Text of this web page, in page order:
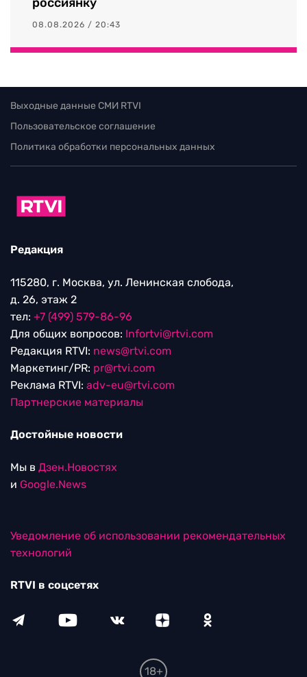
08.08.2026 / 20:43
Выходные данные СМИ RTVI
Пользовательское соглашение
Политика обработки персональных данных
Редакция
115280, г. Москва, ул. Ленинская слобода,
д. 26, этаж 2
тел: +7 (499) 579-86-96
Для общих вопросов: Infortvi@rtvi.com
Редакция RTVI: news@rtvi.com
Маркетинг/PR: pr@rtvi.com
Реклама RTVI: adv-eu@rtvi.com
Партнерские материалы
Достойные новости
Мы в Дзен.Новостях
и Google.News
Уведомление об использовании рекомендательных
технологий
RTVI в соцсетях
18+